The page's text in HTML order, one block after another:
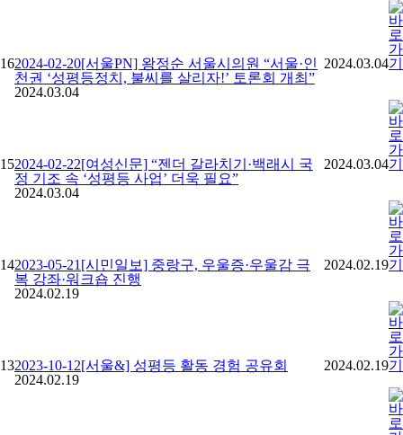
162024-02-20[서울PN] 왕정순 서울시의원 “서울·인
천권 ‘성평등정치, 불씨를 살리자!’ 토론회 개최”
2024.03.04
2024.03.04
152024-02-22[여성신문] “젠더 갈라치기·백래시 국
정 기조 속 ‘성평등 사업’ 더욱 필요”
2024.03.04
2024.03.04
142023-05-21[시민일보] 중랑구, 우울증·우울감 극
복 강좌·워크숍 진행
2024.02.19
2024.02.19
132023-10-12[서울&] 성평등 활동 경험 공유회
2024.02.19
2024.02.19